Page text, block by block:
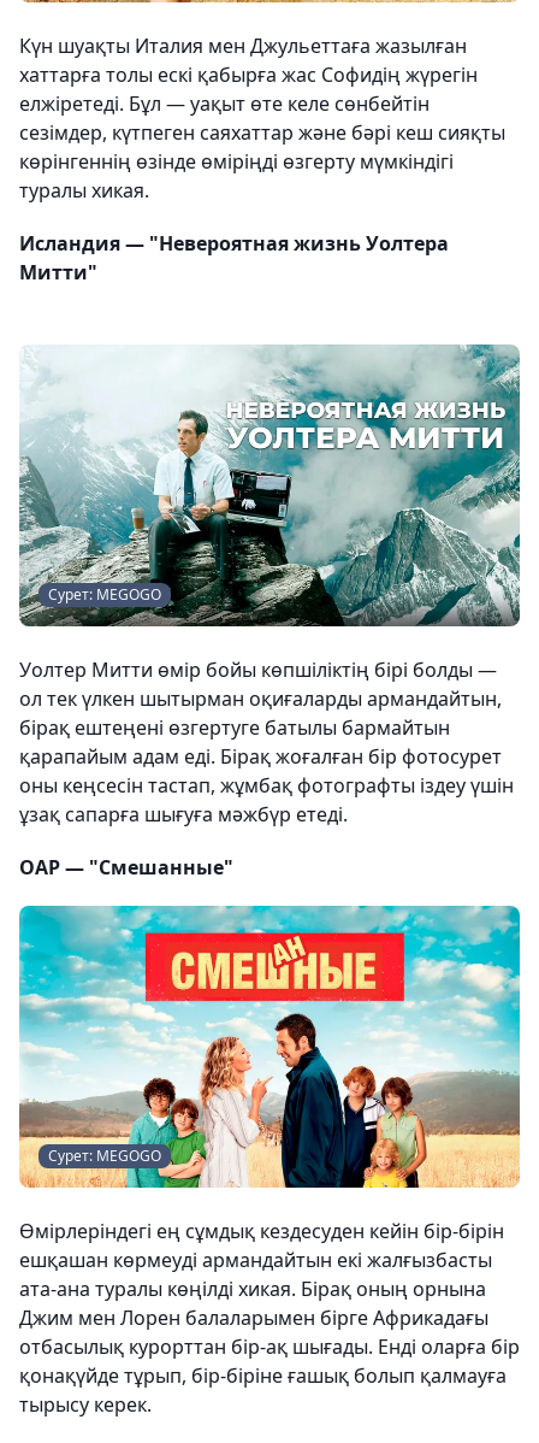
Күн шуақты Италия мен Джульеттаға жазылған
хаттарға толы ескі қабырға жас Софидің жүрегін
елжіретеді. Бұл — уақыт өте келе сөнбейтін
сезімдер, күтпеген саяхаттар және бәрі кеш сияқты
көрінгеннің өзінде өміріңді өзгерту мүмкіндігі
туралы хикая.
Исландия — "Невероятная жизнь Уолтера
Митти"
Сурет: MEGOGO
Уолтер Митти өмір бойы көпшіліктің бірі болды —
ол тек үлкен шытырман оқиғаларды армандайтын,
бірақ ештеңені өзгертуге батылы бармайтын
қарапайым адам еді. Бірақ жоғалған бір фотосурет
оны кеңсесін тастап, жұмбақ фотографты іздеу үшін
ұзақ сапарға шығуға мәжбүр етеді.
ОАР — "Смешанные"
Сурет: MEGOGO
Өмірлеріндегі ең сұмдық кездесуден кейін бір-бірін
ешқашан көрмеуді армандайтын екі жалғызбасты
ата-ана туралы көңілді хикая. Бірақ оның орнына
Джим мен Лорен балаларымен бірге Африкадағы
отбасылық курорттан бір-ақ шығады. Енді оларға бір
қонақүйде тұрып, бір-біріне ғашық болып қалмауға
тырысу керек.